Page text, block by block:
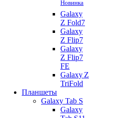
Новинка
Galaxy
Z Fold7
Galaxy
Z Flip7
Galaxy
Z Flip7
FE
Galaxy Z
TriFold
Планшеты
Galaxy Tab S
Galaxy